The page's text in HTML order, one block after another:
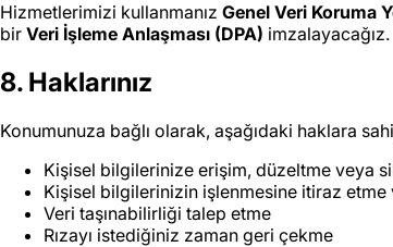
Hizmetlerimizi kullanmanız Genel Veri Koruma
bir Veri İşleme Anlaşması (DPA) imzalayacağız.
8. Haklarınız
Konumunuza bağlı olarak, aşağıdaki haklara
Kişisel bilgilerinize erişim, düzeltme veya
Kişisel bilgilerinizin işlenmesine itiraz etme
Veri taşınabilirliği talep etme
Rızayı istediğiniz zaman geri çekme